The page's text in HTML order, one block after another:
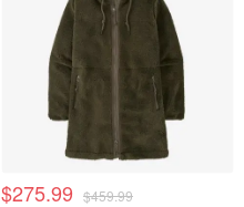
$275.99 $459.99